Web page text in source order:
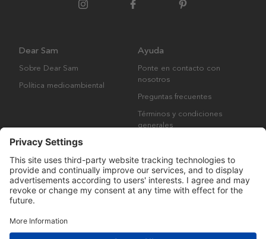
Dear Sam
Sobre Dear Sam
Política medioambiental
Ayuda
Ponte en contacto con
nosotros
Preguntas frecuentes
Términos y condiciones
generales
Derechos de autor © Many Brands AB 2023. Todos los derechos